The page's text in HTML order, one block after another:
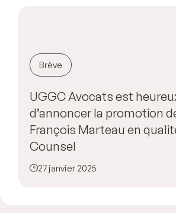
Brève
UGGC Avocats est
d’annoncer la promotion
François Marteau en
Counsel
27 janvier 2025